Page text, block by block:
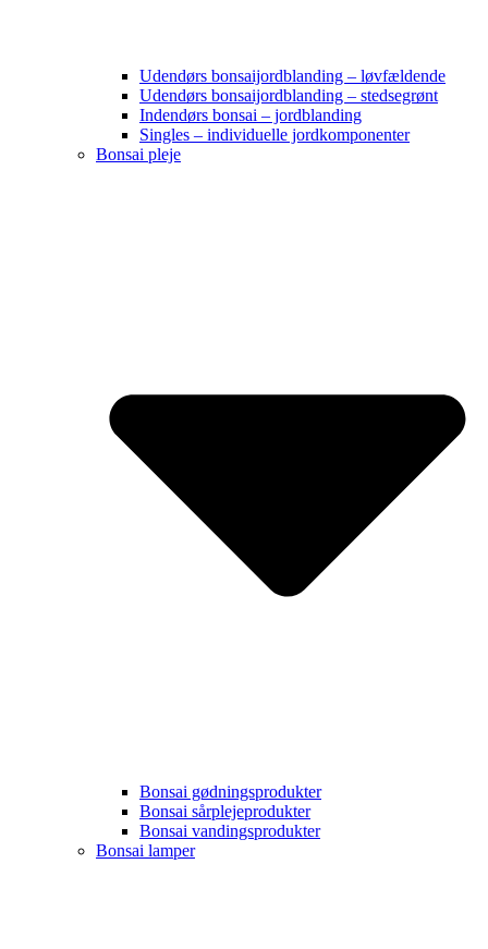
Udendørs bonsaijordblanding – løvfældende
Udendørs bonsaijordblanding – stedsegrønt
Indendørs bonsai – jordblanding
Singles – individuelle jordkomponenter
Bonsai pleje
Bonsai gødningsprodukter
Bonsai sårplejeprodukter
Bonsai vandingsprodukter
Bonsai lamper